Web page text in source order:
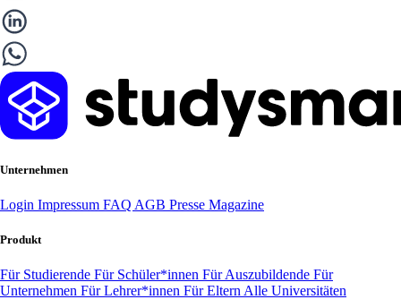
Unternehmen
Login Impressum FAQ AGB Presse Magazine
Produkt
Für Studierende Für Schüler*innen Für Auszubildende Für
Unternehmen Für Lehrer*innen Für Eltern Alle Universitäten